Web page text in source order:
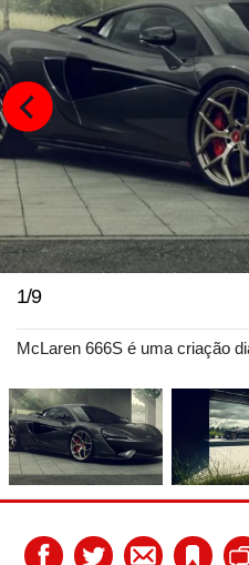
1/9
McLaren 666S é uma criação